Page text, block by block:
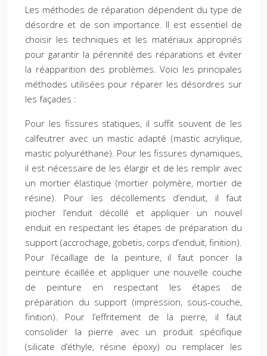
Les méthodes de réparation dépendent du type de
désordre et de son importance. Il est essentiel de
choisir les techniques et les matériaux appropriés
pour garantir la pérennité des réparations et éviter
la réapparition des problèmes. Voici les principales
méthodes utilisées pour réparer les désordres sur
les façades :
Pour les fissures statiques, il suffit souvent de les
calfeutrer avec un mastic adapté (mastic acrylique,
mastic polyuréthane). Pour les fissures dynamiques,
il est nécessaire de les élargir et de les remplir avec
un mortier élastique (mortier polymère, mortier de
résine). Pour les décollements d’enduit, il faut
piocher l’enduit décollé et appliquer un nouvel
enduit en respectant les étapes de préparation du
support (accrochage, gobetis, corps d’enduit, finition).
Pour l’écaillage de la peinture, il faut poncer la
peinture écaillée et appliquer une nouvelle couche
de peinture en respectant les étapes de
préparation du support (impression, sous-couche,
finition). Pour l’effritement de la pierre, il faut
consolider la pierre avec un produit spécifique
(silicate d’éthyle, résine époxy) ou remplacer les